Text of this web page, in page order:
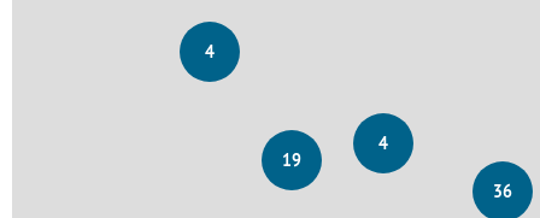
4
19
4
36